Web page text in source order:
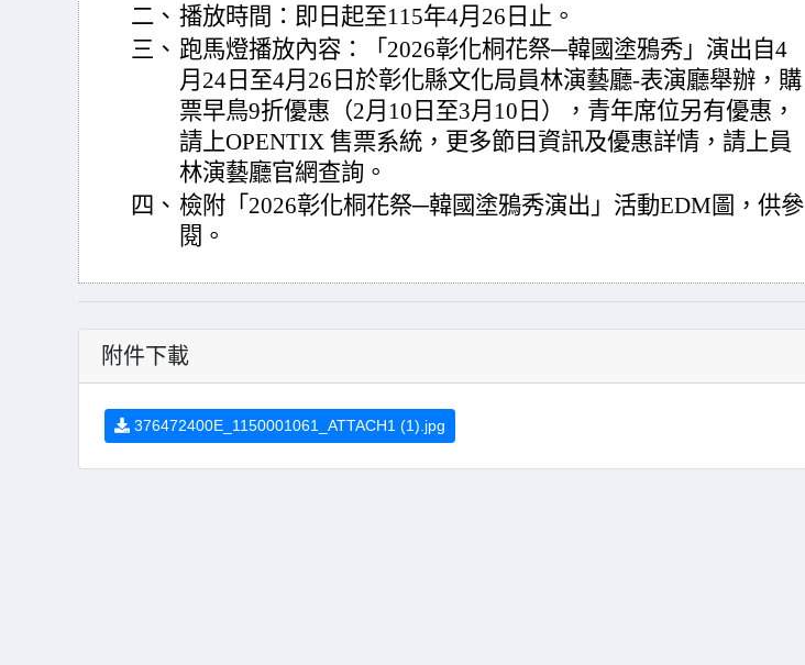
二、 播放時間：即日起至115年4月26日止。
三、 跑馬燈播放內容：「2026彰化桐花祭─韓國塗鴉秀」演出自4
月24日至4月26日於彰化縣文化局員林演藝廳-表演廳舉辦，購
票早鳥9折優惠（2月10日至3月10日），青年席位另有優惠，
請上OPENTIX 售票系統，更多節目資訊及優惠詳情，請上員
林演藝廳官網查詢。
四、 檢附「2026彰化桐花祭─韓國塗鴉秀演出」活動EDM圖，供參
閱。
附件下載
376472400E_1150001061_ATTACH1 (1).jpg